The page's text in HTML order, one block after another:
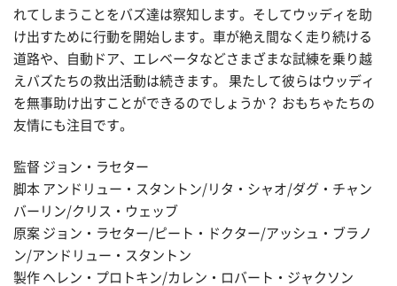
れてしまうことをバズ達は察知します。そしてウッディを助
け出すために行動を開始します。車が絶え間なく走り続ける
道路や、自動ドア、エレベータなどさまざまな試練を乗り越
えバズたちの救出活動は続きます。 果たして彼らはウッディ
を無事助け出すことができるのでしょうか？ おもちゃたちの
友情にも注目です。
監督 ジョン・ラセター
脚本 アンドリュー・スタントン/リタ・シャオ/ダグ・チャン
バーリン/クリス・ウェッブ
原案 ジョン・ラセター/ピート・ドクター/アッシュ・ブラノ
ン/アンドリュー・スタントン
製作 ヘレン・プロトキン/カレン・ロバート・ジャクソン